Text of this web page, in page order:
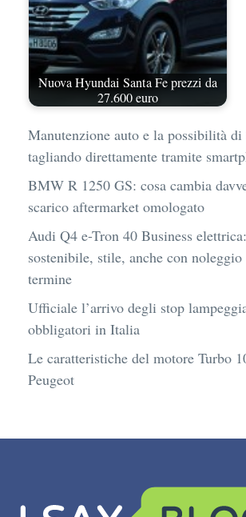
Nuova Hyundai Santa Fe prezzi da
27.600 euro
Manutenzione auto e la possibilità
tagliando direttamente tramite
BMW R 1250 GS: cosa cambia
scarico aftermarket omologato
Audi Q4 e-Tron 40 Business
sostenibile, stile, anche con
termine
Ufficiale l’arrivo degli stop
obbligatori in Italia
Le caratteristiche del motore Turbo
Peugeot